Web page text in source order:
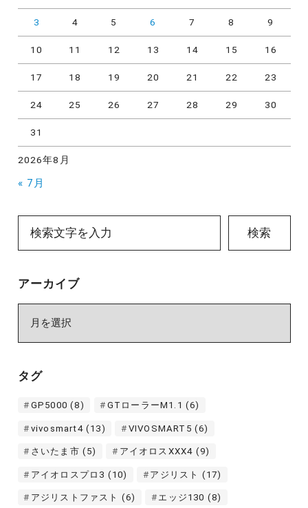
2026年8月
3 4 5 6 7 8 9
10 11 12 13 14 15 16
17 18 19 20 21 22 23
24 25 26 27 28 29 30
31
« 7月
検索
アーカイブ
ブ
タグ
GP5000 (8) GTローラーM1.1 (6)
vivosmart4(13) VIVOSMART5 (6)
さいたま市 (5) アイオロスXXX4 (9)
アイオロスプロ3 (10) アジリスト (17)
アジリストファスト (6) エッジ130 (8)